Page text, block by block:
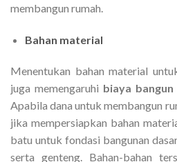
membangun rumah.
Bahan material
Menentukan bahan material
juga memengaruhi biaya
Apabila dana untuk membangun
jika mempersiapkan bahan
batu untuk fondasi bangunan
serta genteng. Bahan-bahan